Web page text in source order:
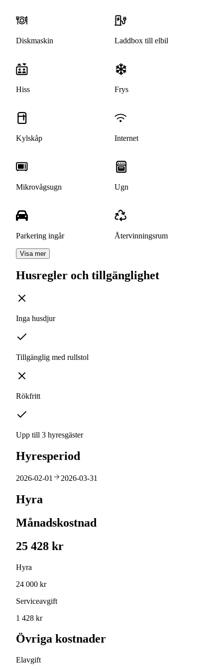
Diskmaskin Laddbox till elbil
Hiss Frys
Kylskåp Internet
Mikrovågsugn Ugn
Parkering ingår Återvinningsrum
Visa mer
Husregler och tillgänglighet
Inga husdjur
Tillgänglig med rullstol
Rökfritt
Upp till 3 hyresgäster
Hyresperiod
2026-02-01 2026-03-31
Hyra
Månadskostnad
25 428 kr
Hyra
24 000 kr
Serviceavgift
1 428 kr
Övriga kostnader
Elavgift